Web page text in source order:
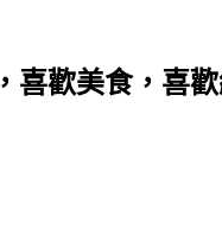
歡美食，喜